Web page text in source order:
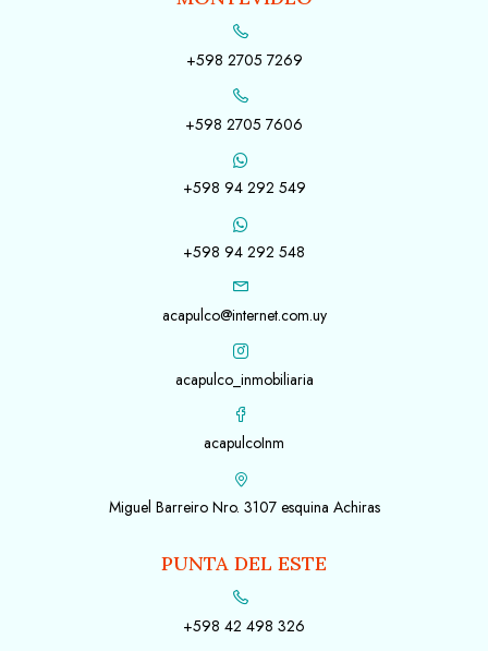
+598 2705 7269
+598 2705 7606
+598 94 292 549
+598 94 292 548
acapulco@internet.com.uy
acapulco_inmobiliaria
acapulcoInm
Miguel Barreiro Nro. 3107 esquina Achiras
PUNTA DEL ESTE
+598 42 498 326